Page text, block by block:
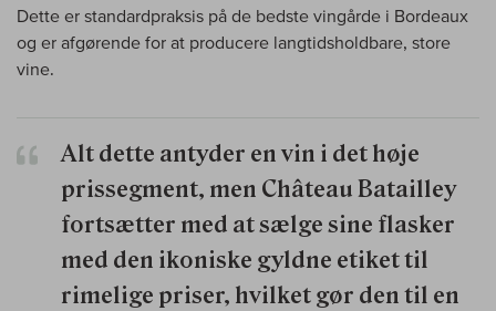
Dette er standardpraksis på de bedste vingårde i Bordeaux
og er afgørende for at producere langtidsholdbare, store
vine.
Alt dette antyder en vin i det høje
prissegment, men Château Batailley
fortsætter med at sælge sine flasker
med den ikoniske gyldne etiket til
rimelige priser, hvilket gør den til en